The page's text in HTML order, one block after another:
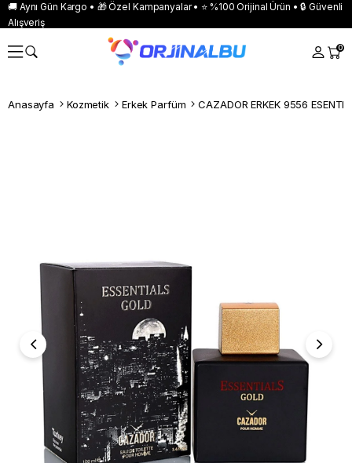
🚚 Aynı Gün Kargo • 🎁 Özel Kampanyalar • ⭐ %100 Orijinal Ürün • 🔒 Güvenli
Alışveriş
0
Anasayfa Kozmetik Erkek Parfüm